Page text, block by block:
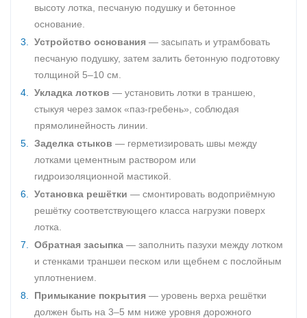
высоту лотка, песчаную подушку и бетонное
основание.
Устройство основания — засыпать и утрамбовать
песчаную подушку, затем залить бетонную подготовку
толщиной 5–10 см.
Укладка лотков — установить лотки в траншею,
стыкуя через замок «паз-гребень», соблюдая
прямолинейность линии.
Заделка стыков — герметизировать швы между
лотками цементным раствором или
гидроизоляционной мастикой.
Установка решётки — смонтировать водоприёмную
решётку соответствующего класса нагрузки поверх
лотка.
Обратная засыпка — заполнить пазухи между лотком
и стенками траншеи песком или щебнем с послойным
уплотнением.
Примыкание покрытия — уровень верха решётки
должен быть на 3–5 мм ниже уровня дорожного